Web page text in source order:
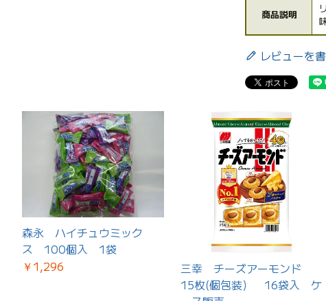
商品説明
レビューを
森永 ハイチュウミック
ス 100個入 1袋
￥1,296
三幸 チーズアーモンド
15枚(個包装） 16袋入 ケ